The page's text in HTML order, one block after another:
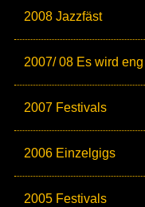
2008 Jazzfäst
2007/ 08 Es wird eng
2007 Festivals
2006 Einzelgigs
2005 Festivals